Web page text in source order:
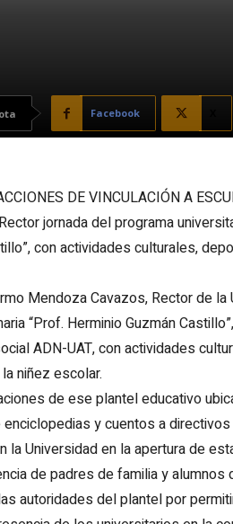
Facebook
DE VINCULACIÓN A
jornada del programa
con actividades culturales,
Mendoza Cavazos, Rector de
“Prof. Herminio Guzmán
ADN-UAT, con actividades
niñez escolar.
de ese plantel educativo
y cuentos a
la Universidad en la apertura de
de padres de familia y
autoridades del plantel por